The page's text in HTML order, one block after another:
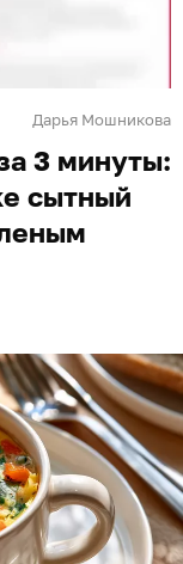
Дарья Мошникова
3 минуты:
сытный